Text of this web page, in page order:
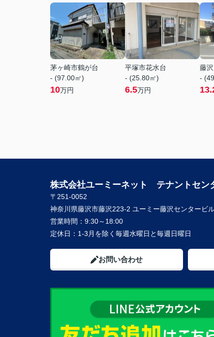
茅ヶ崎市鶴が台
- (97.00㎡)
10万円
平塚市花水台
- (25.80㎡)
6.5万円
藤
-
株式会社ユーミーネット テナントセン
〒251-0052
神奈川県藤沢市藤沢223-2 ユーミー藤沢センタービ
営業時間： 9:30～18:00
定休日： 1-3月を除く毎週水曜日と毎週日曜日
お問い合わせ